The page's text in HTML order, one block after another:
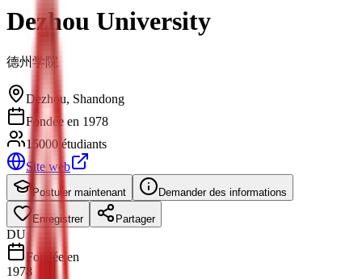
Dezhou University
德州学院
Dezhou, Shandong
Fondée en 1978
15000 étudiants
Site web
Postuler maintenant Demander des informations
Enregistrer Partager
DU
Fondée en
1978